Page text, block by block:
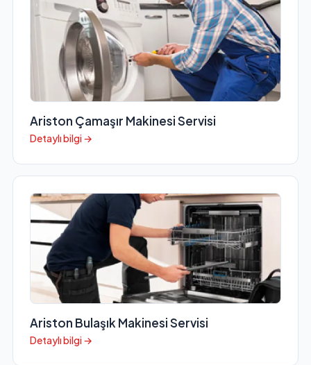
Ariston Çamaşır Makinesi Servisi
Detaylı bilgi →
Ariston Bulaşık Makinesi Servisi
Detaylı bilgi →